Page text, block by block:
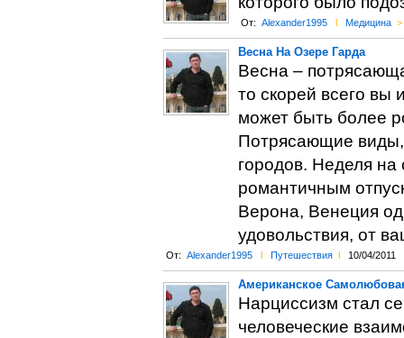
От: Alexander1995 l Медицина >
Весна На Озере Гарда
Весна –
то скорей всего вы
может быть более
Потрясающие виды,
городов. Неделя
романтичным
Верона, Венеция
удовольствия, от
От: Alexander1995 l Путешествия l 10/04/2011
Американское
Нарциссизм стал
человеческие